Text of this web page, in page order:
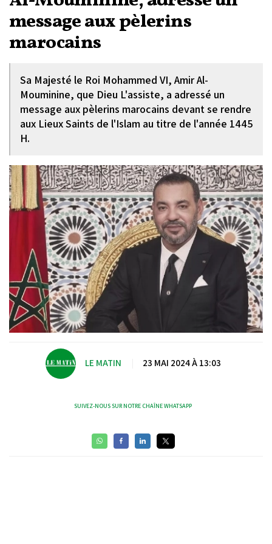
message aux pèlerins
marocains
Sa Majesté le Roi Mohammed VI, Amir Al-
Mouminine, que Dieu L'assiste, a adressé un
message aux pèlerins marocains devant se rendre
aux Lieux Saints de l'Islam au titre de l'année 1445
H.
LE MATIN 23 MAI 2024 À 13:03
SUIVEZ-NOUS SUR NOTRE CHAÎNE WHATSAPP